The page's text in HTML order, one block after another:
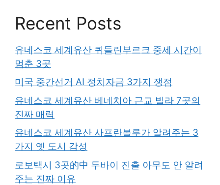
Recent Posts
유네스코 세계유산 퀴들린부르크 중세 시간이
멈춘 3곳
미국 중간선거 AI 정치자금 3가지 쟁점
유네스코 세계유산 베네치아 근교 빌라 7곳의
진짜 매력
유네스코 세계유산 사프란볼루가 알려주는 3
가지 옛 도시 감성
로보택시 3곳的中 두바이 진출 아무도 안 알려
주는 진짜 이유